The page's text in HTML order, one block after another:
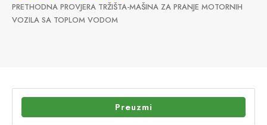
PRETHODNA PROVJERA TRŽIŠTA-MAŠINA ZA PRANJE MOTORNIH
VOZILA SA TOPLOM VODOM
Preuzmi